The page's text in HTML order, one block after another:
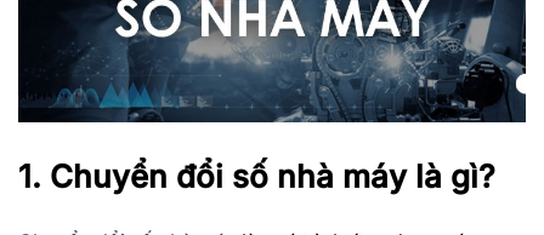
1. Chuyển đổi số nhà máy là gì?